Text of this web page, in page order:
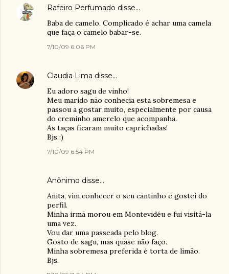
Rafeiro Perfumado disse…
Baba de camelo. Complicado é achar uma camela
que faça o camelo babar-se.
7/10/09 6:06 PM
Claudia Lima disse…
Eu adoro sagu de vinho!
Meu marido não conhecia esta sobremesa e
passou a gostar muito, especialmente por causa
do creminho amerelo que acompanha.
As taças ficaram muito caprichadas!
Bjs :)
7/10/09 6:54 PM
Anônimo disse…
Anita, vim conhecer o seu cantinho e gostei do
perfil.
Minha irmã morou em Montevidéu e fui visitá-la
uma vez.
Vou dar uma passeada pelo blog.
Gosto de sagu, mas quase não faço.
Minha sobremesa preferida é torta de limão.
Bjs.